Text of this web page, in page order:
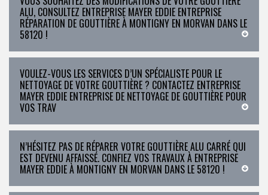
ALU, CONSULTEZ ENTREPRISE MAYER EDDIE ENTREPRISE
RÉPARATION DE GOUTTIÈRE À MONTIGNY EN MORVAN DANS LE
58120 !
VOULEZ-VOUS LES SERVICES D’UN SPÉCIALISTE POUR LE
NETTOYAGE DE VOTRE GOUTTIÈRE ? CONTACTEZ ENTREPRISE
MAYER EDDIE ENTREPRISE DE NETTOYAGE DE GOUTTIÈRE POUR
VOS TRAV
N’HÉSITEZ PAS DE RÉPARER VOTRE GOUTTIÈRE ALU CARRÉ QUI
EST DEVENU AFFAISSÉ. CONFIEZ VOS TRAVAUX À ENTREPRISE
MAYER EDDIE À MONTIGNY EN MORVAN DANS LE 58120 !